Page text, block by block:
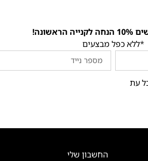
*ללא כפל מבצעים
עת
החשבון שלי